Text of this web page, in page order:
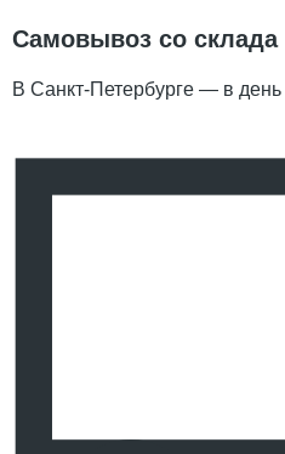
Самовывоз со склада
В Санкт-Петербурге — в день